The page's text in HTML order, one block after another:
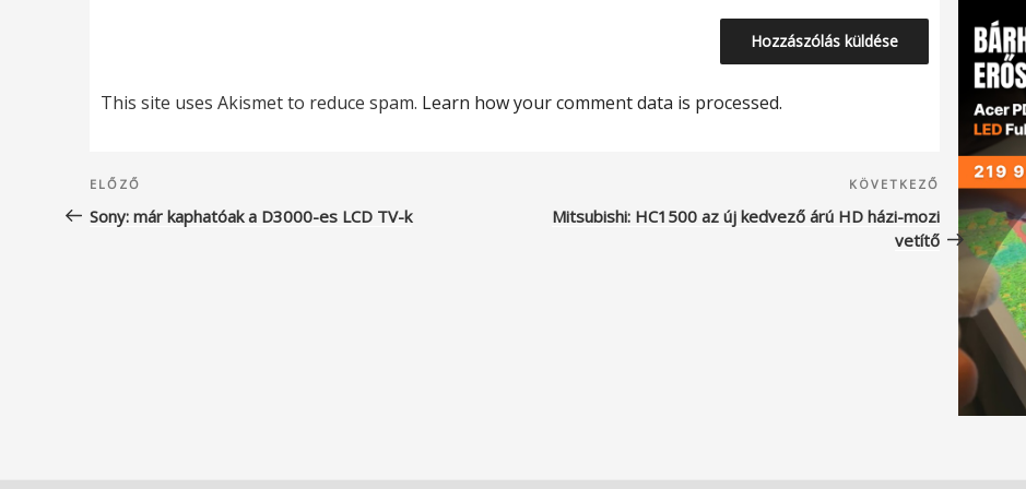
This site uses Akismet to reduce spam. Learn how your comment data is processed.
Bejegyzés
navigáció
Korábbi
bejegyzés
ELŐZŐ
Sony: már kaphatóak a D3000-es LCD TV-k
Következő
bejegyzés
KÖVETKEZŐ
Mitsubishi: HC1500 az új kedvező árú HD házi-mozi
vetítő